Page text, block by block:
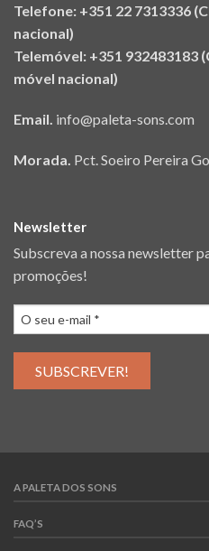
Telefone: +351 22 7313336
nacional)
Telemóvel: +351 932483183
móvel nacional)
Email. info@paleta-sons.com
Morada. Pct. Soeiro Pereira
Newsletter
Subscreva a nossa newsletter
promoções!
A PALETA DOS SONS
FAQ’S